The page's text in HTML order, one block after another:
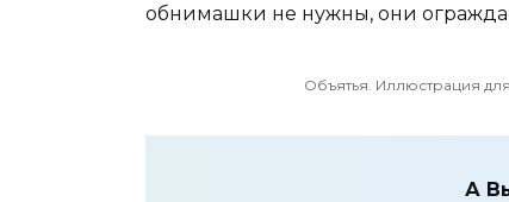
обнимашки не нужны, они
Объятья. Иллюстрация
А